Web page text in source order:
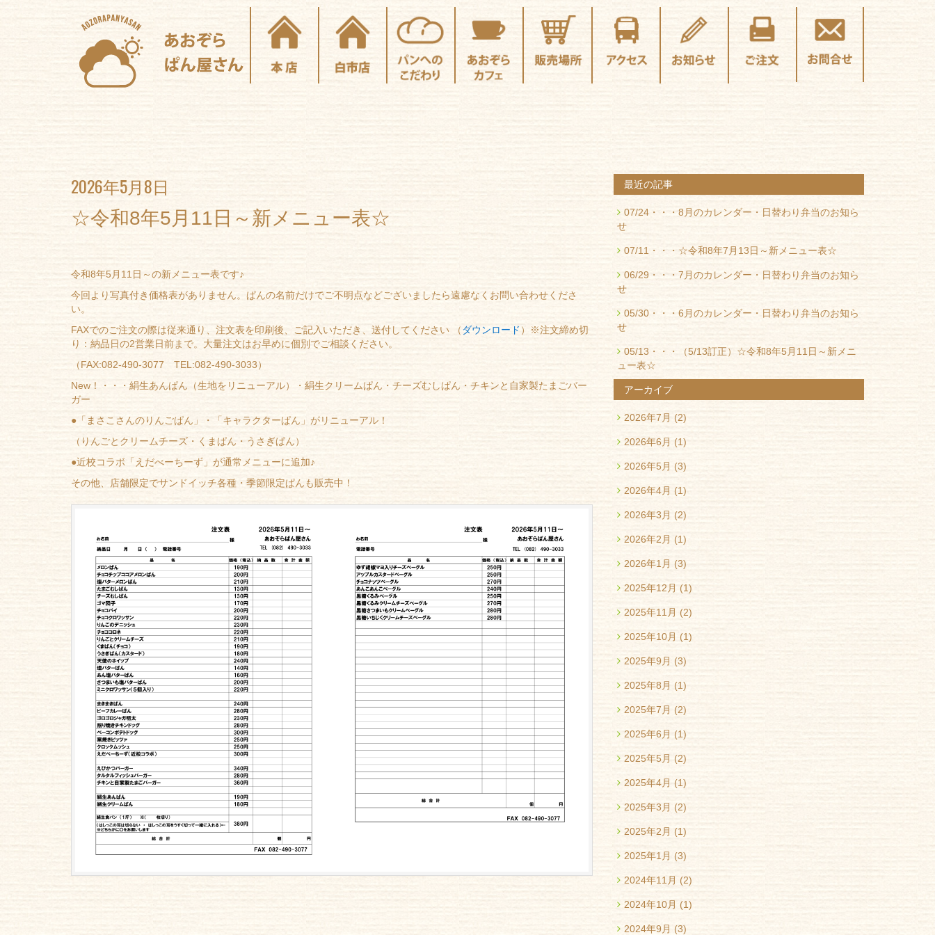
2026年5月8日
☆令和8年5月11日～新メニュー表☆
令和8年5月11日～の新メニュー表です♪
今回より写真付き価格表がありません。ぱんの名前だけでご不明点などございましたら遠慮なくお問い合わせくださ
い。
FAXでのご注文の際は従来通り、 注文表を印刷後、ご記入いただき、送付してください （ ダウンロード ）※注文締め切
り：納品日の2営業日前まで。大量注文はお早めに個別でご相談ください。
（FAX:082-490-3077 TEL:082-490-3033）
New！・・・絹生あんぱん（生地をリニューアル）・絹生クリームぱん・チーズむしぱん・チキンと自家製たまごバー
ガー
●「まさこさんのりんごぱん」・「キャラクターぱん」がリニューアル！
（りんごとクリームチーズ・くまぱん・うさぎぱん）
●近校コラボ「えだべーちーず」が通常メニューに追加♪
その他、店舗限定でサンドイッチ各種・季節限定ぱんも販売中！
最近の記事
07/24・・・ 8月のカレンダー・日替わり弁当のお知ら
せ
07/11・・・ ☆令和8年7月13日～新メニュー表☆
06/29・・・ 7月のカレンダー・日替わり弁当のお知ら
せ
05/30・・・ 6月のカレンダー・日替わり弁当のお知ら
せ
05/13・・・
（5/13訂正）☆令和8年5月11日～新メニ
ュー表☆
アーカイブ
2026年7月 (2)
2026年6月 (1)
2026年5月 (3)
2026年4月 (1)
2026年3月 (2)
2026年2月 (1)
2026年1月 (3)
2025年12月 (1)
2025年11月 (2)
2025年10月 (1)
2025年9月 (3)
2025年8月 (1)
2025年7月 (2)
2025年6月 (1)
2025年5月 (2)
2025年4月 (1)
2025年3月 (2)
2025年2月 (1)
2025年1月 (3)
2024年11月 (2)
2024年10月 (1)
2024年9月 (3)